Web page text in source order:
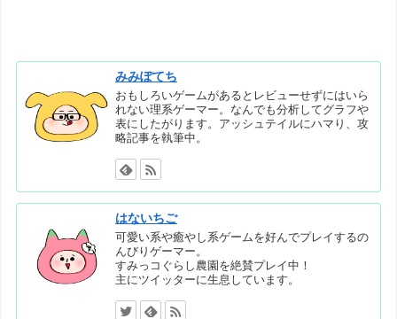
みみぽてち
おもしろいゲームがあるとレビューせずにはいら
れない理系ゲーマー。なんでも分析してグラフや
表にしたがります。アッシュテイルにハマり、攻
略記事を執筆中。
はないちご
可愛い系や癒やし系ゲームを好んでプレイするの
んびりゲーマー。
すみっコぐらし農園を絶賛プレイ中！
主にツイッターに生息しています。